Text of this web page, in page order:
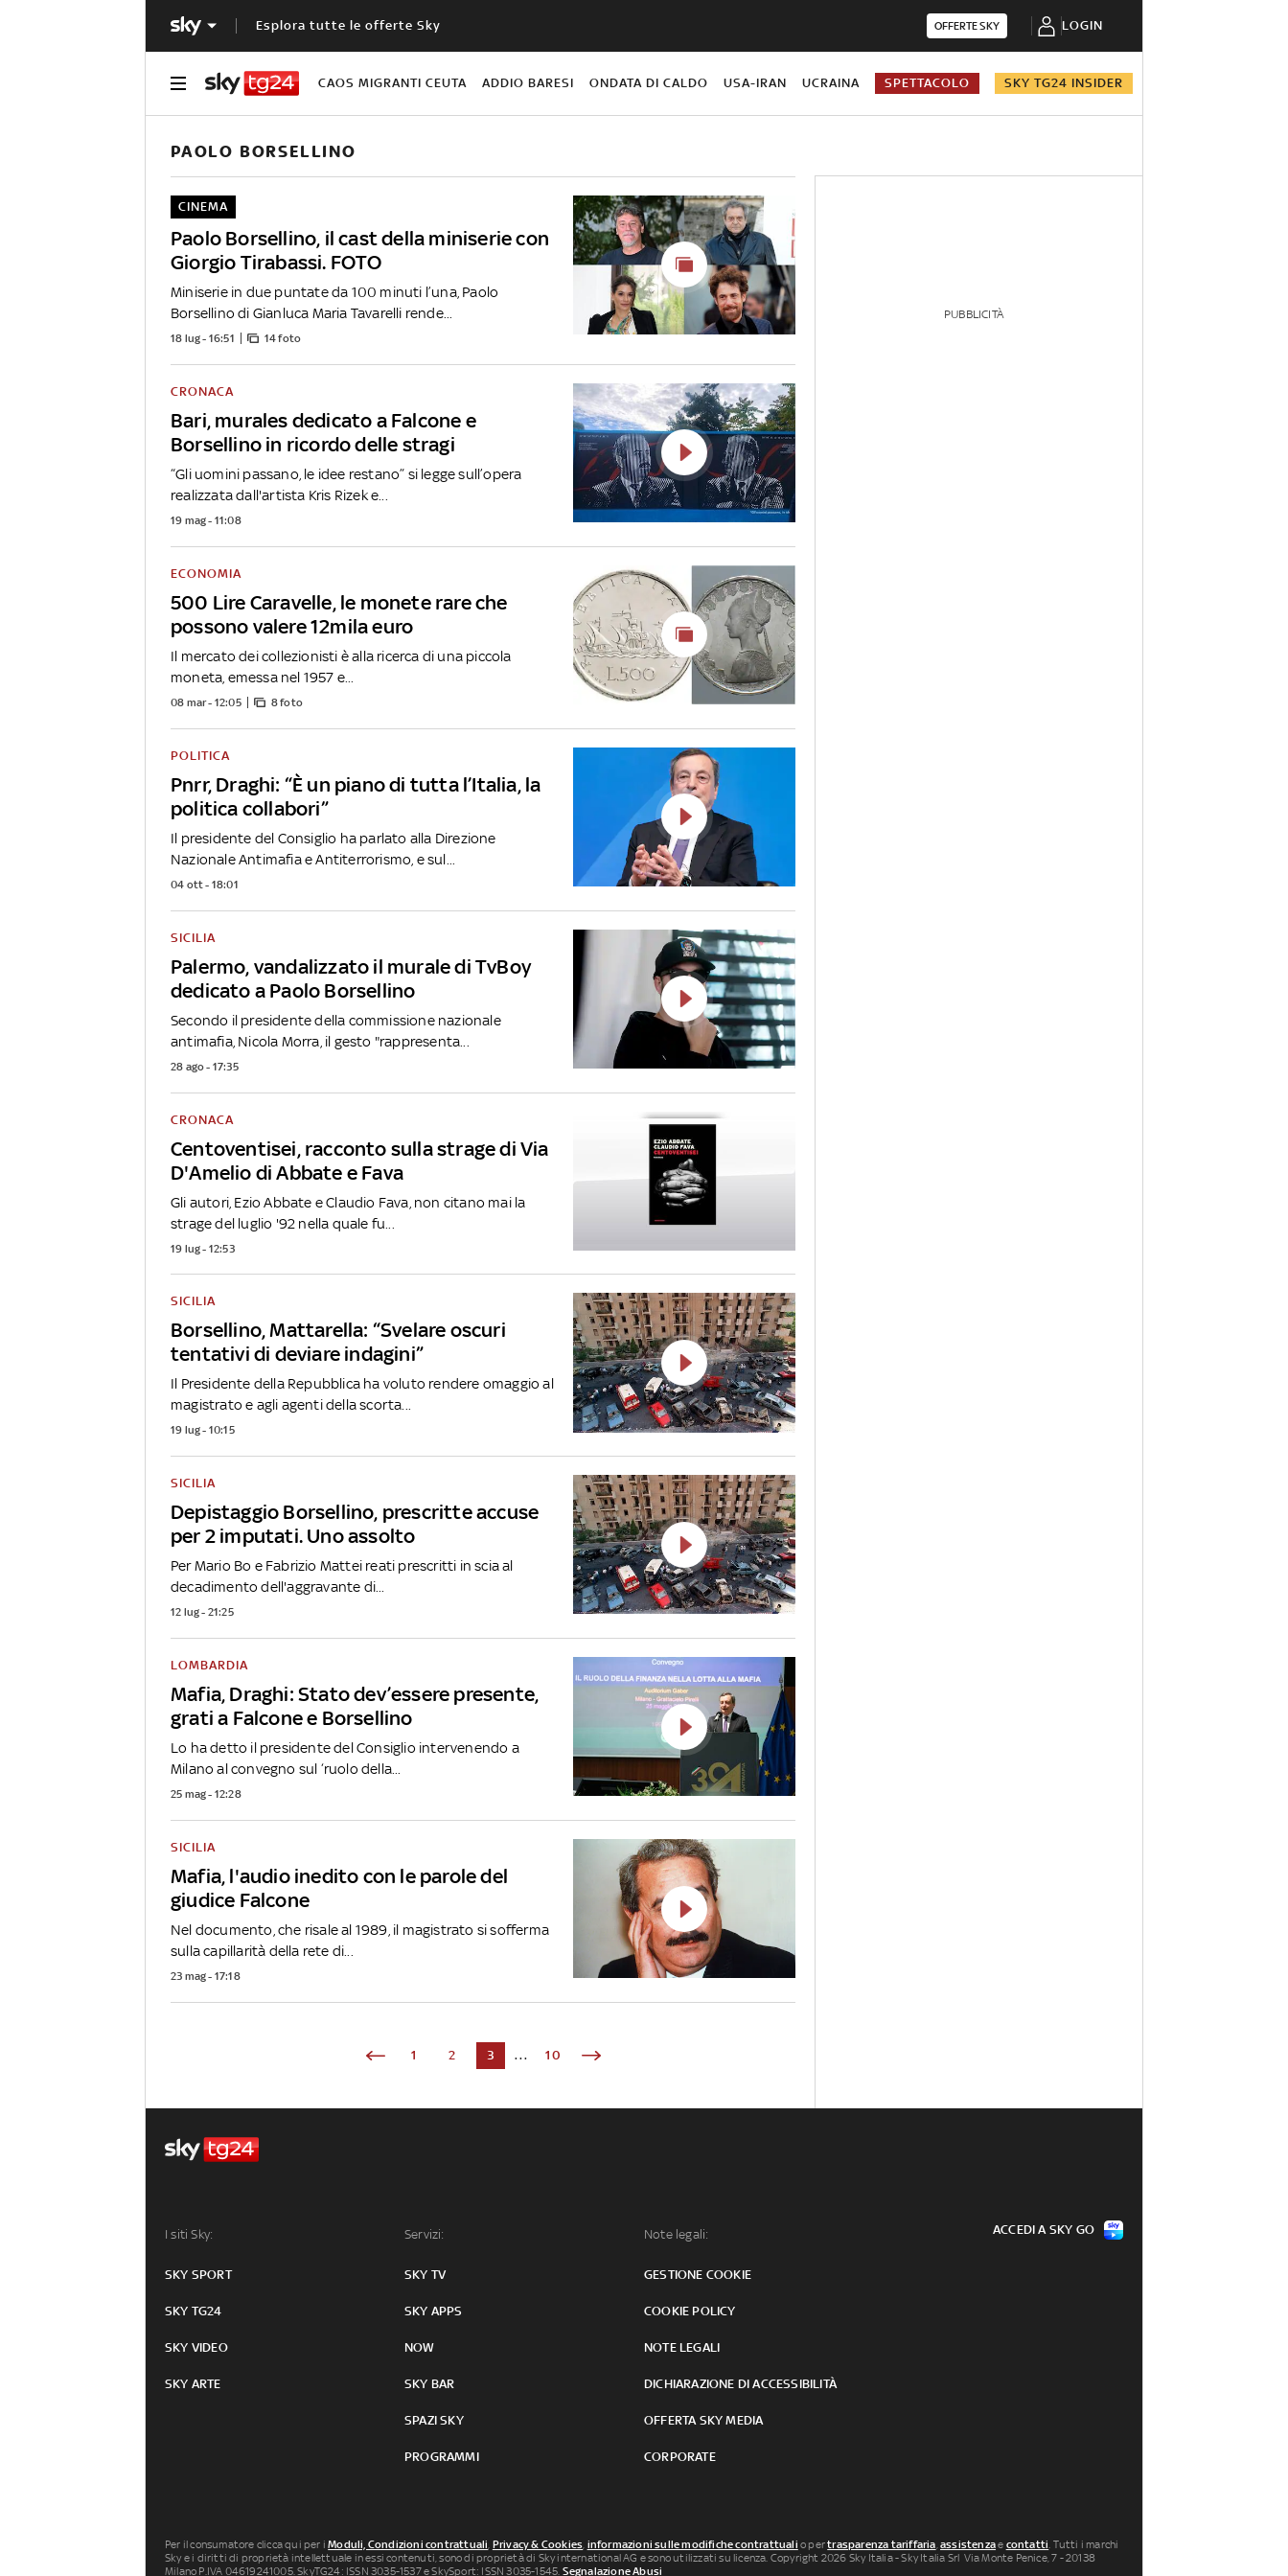
Esplora tutte le offerte Sky OFFERTE SKY LOGIN
CAOS MIGRANTI CEUTA ADDIO BARESI ONDATA DI CALDO USA-IRAN UCRAINA SPETTACOLO SKY TG24 INSIDER
PAOLO BORSELLINO
Paolo Borsellino, il cast della miniserie con
Giorgio Tirabassi. FOTO
CINEMA
Miniserie in due puntate da 100 minuti l’una, Paolo
Borsellino di Gianluca Maria Tavarelli rende...
18 lug - 16:51 14 foto
Bari, murales dedicato a Falcone e
Borsellino in ricordo delle stragi
CRONACA
“Gli uomini passano, le idee restano” si legge sull’opera
realizzata dall'artista Kris Rizek e...
19 mag - 11:08
500 Lire Caravelle, le monete rare che
possono valere 12mila euro
ECONOMIA
Il mercato dei collezionisti è alla ricerca di una piccola
moneta, emessa nel 1957 e...
08 mar - 12:05 8 foto
Pnrr, Draghi: “È un piano di tutta l’Italia, la
politica collabori”
POLITICA
Il presidente del Consiglio ha parlato alla Direzione
Nazionale Antimafia e Antiterrorismo, e sul...
04 ott - 18:01
Palermo, vandalizzato il murale di TvBoy
dedicato a Paolo Borsellino
SICILIA
Secondo il presidente della commissione nazionale
antimafia, Nicola Morra, il gesto "rappresenta...
28 ago - 17:35
Centoventisei, racconto sulla strage di Via
D'Amelio di Abbate e Fava
CRONACA
Gli autori, Ezio Abbate e Claudio Fava, non citano mai la
strage del luglio '92 nella quale fu...
19 lug - 12:53
Borsellino, Mattarella: “Svelare oscuri
tentativi di deviare indagini”
SICILIA
Il Presidente della Repubblica ha voluto rendere omaggio al
magistrato e agli agenti della scorta...
19 lug - 10:15
Depistaggio Borsellino, prescritte accuse
per 2 imputati. Uno assolto
SICILIA
Per Mario Bo e Fabrizio Mattei reati prescritti in scia al
decadimento dell'aggravante di...
12 lug - 21:25
Mafia, Draghi: Stato dev’essere presente,
grati a Falcone e Borsellino
LOMBARDIA
Lo ha detto il presidente del Consiglio intervenendo a
Milano al convegno sul ‘ruolo della...
25 mag - 12:28
Mafia, l'audio inedito con le parole del
giudice Falcone
SICILIA
Nel documento, che risale al 1989, il magistrato si sofferma
sulla capillarità della rete di...
23 mag - 17:18
1 2 3 ... 10
PUBBLICITÀ
I siti Sky:
SKY SPORT
SKY TG24
SKY VIDEO
SKY ARTE
Servizi:
SKY TV
SKY APPS
NOW
SKY BAR
SPAZI SKY
PROGRAMMI
Note legali:
GESTIONE COOKIE
COOKIE POLICY
NOTE LEGALI
DICHIARAZIONE DI ACCESSIBILITÀ
OFFERTA SKY MEDIA
CORPORATE
ACCEDI A SKY GO
Per il consumatore clicca qui per iModuli, Condizioni contrattuali, Privacy & Cookies, informazioni sulle modifiche contrattuali o pertrasparenza tariffaria,assistenzae contatti. Tutti i marchi
Sky e i diritti di proprietà intellettuale in essi contenuti, sono di proprietà di Sky international AG e sono utilizzati su licenza. Copyright 2026 Sky Italia - Sky Italia Srl Via Monte Penice, 7 - 20138
Milano P.IVA 04619241005. SkyTG24: ISSN 3035-1537 e SkySport: ISSN 3035-1545. Segnalazione Abusi